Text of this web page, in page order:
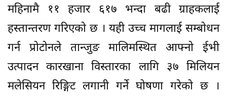
महिनामै ११ हजार ६१७ भन्दा बढी ग्राहकलाई
हस्तान्तरण गरिएको छ । यही उच्च मागलाई सम्बोधन
गर्न प्रोटोनले तान्जुङ मालिमस्थित आफ्नो ईभी
उत्पादन कारखाना विस्तारका लागि ३७ मिलियन
मलेसियन रिङ्गिट लगानी गर्ने घोषणा गरेको छ ।